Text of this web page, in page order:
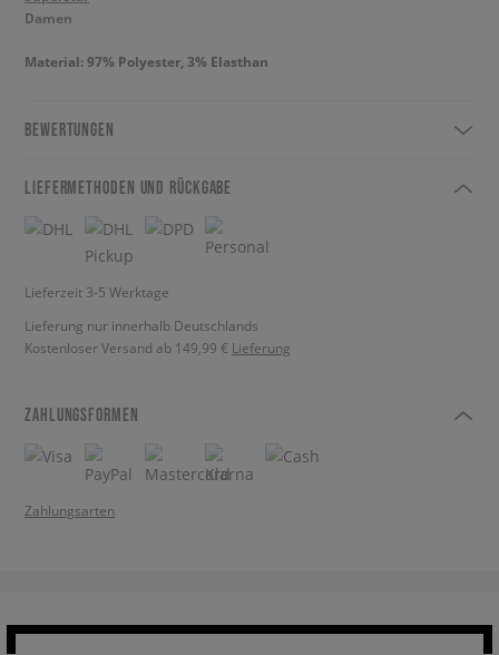
Damen
Material: 97% Polyester, 3% Elasthan
BEWERTUNGEN
LIEFERMETHODEN UND RÜCKGABE
Lieferzeit 3-5 Werktage
Lieferung nur innerhalb Deutschlands
Kostenloser Versand ab 149,99 € Lieferung
ZAHLUNGSFORMEN
Zahlungsarten